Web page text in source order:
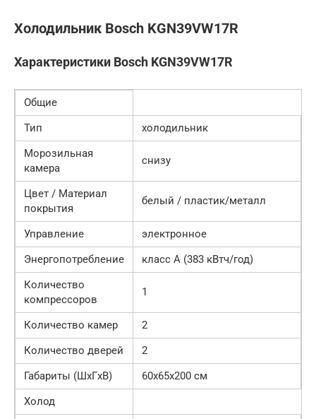
Холодильник Bosch KGN39VW17R
Характеристики Bosch KGN39VW17R
Общие
Тип
холодильник
Морозильная
камера
снизу
Цвет / Материал
покрытия
белый / пластик/металл
Управление
электронное
Энергопотребление
класс A (383 кВтч/год)
Количество
компрессоров
1
Количество камер
2
Количество дверей
2
Габариты (ШxГxВ)
60x65x200 см
Холод